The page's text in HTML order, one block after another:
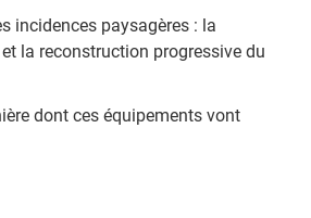
incidences paysagères : la
la reconstruction progressive du
dont ces équipements vont